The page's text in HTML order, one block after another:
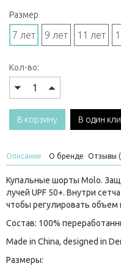
Размер
7 лет 9 лет 11 лет
Кол-во:
В корзину В один
Описание О бренде Отзывы
Купальные шорты Molo.
лучей UPF 50+. Внутри
чтобы регулировать объем
Состав: 100%
Made in China, designed in
Размеры: